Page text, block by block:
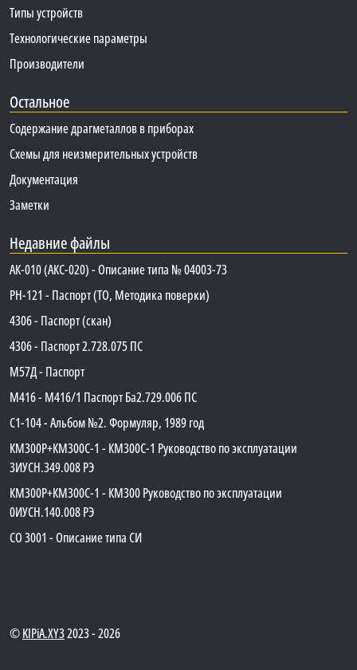
Типы устройств
Технологические параметры
Производители
Остальное
Содержание драгметаллов в приборах
Схемы для неизмерительных устройств
Документация
Заметки
Недавние файлы
АК-010 (АКС-020) - Описание типа № 04003-73
PH-121 - Паспорт (ТО, Методика поверки)
4306 - Паспорт (скан)
4306 - Паспорт 2.728.075 ПС
М57Д - Паспорт
М416 - М416/1 Паспорт Ба2.729.006 ПС
C1-104 - Альбом №2. Формуляр, 1989 год
КМ300Р+КМ300С-1 - КМ300C-1 Руководство по эксплуатации
3ИУСН.349.008 РЭ
КМ300Р+КМ300С-1 - КМ300 Руководство по эксплуатации
0ИУСН.140.008 РЭ
СО 3001 - Описание типа СИ
©KIPiA.XY32023 - 2026